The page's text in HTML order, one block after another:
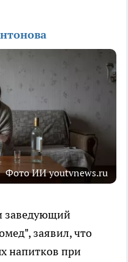
Фото ИИ youtvnews.ru
заведующий
заявил, что
напитков при